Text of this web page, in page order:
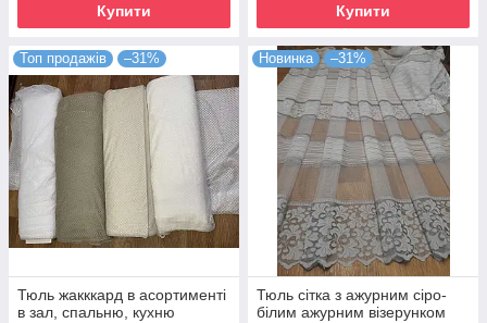
Купити Купити
Топ продажів –31%
Тюль жакккард в асортименті
в зал, спальню, кухню
Новинка –31%
Тюль сітка з ажурним сіро-
білим ажурним візерунком